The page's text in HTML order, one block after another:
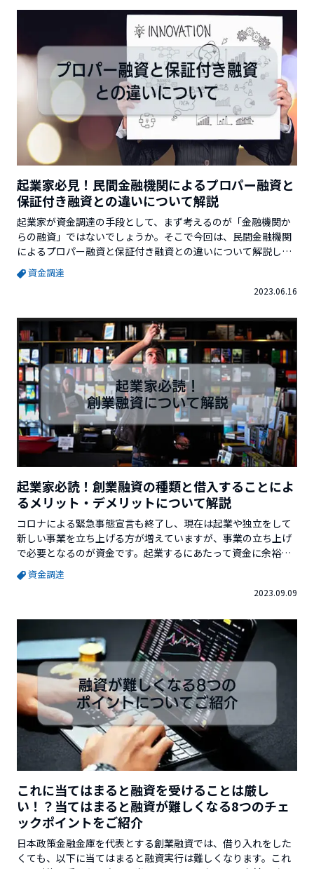
起業家必見！民間金融機関によるプロパー融資と
保証付き融資との違いについて解説
起業家が資金調達の手段として、まず考えるのが「金融機関か
らの融資」ではないでしょうか。そこで今回は、民間金融機関
によるプロパー融資と保証付き融資との違いについて解説して
いきます。※この記事を書いている起業のミカタを運営してい
る株式会社ベクターホールディングスが発行している「起業の
ミカタ（小冊子）」では、更に詳しい情報を解説しています。
い。そもそ...
資金調達
2023.06.16
起業家必読！創業融資の種類と借入することによ
るメリット・デメリットについて解説
コロナによる緊急事態宣言も終了し、現在は起業や独立をして
新しい事業を立ち上げる方が増えていますが、事業の立ち上げ
で必要となるのが資金です。起業するにあたって資金に余裕が
ある人でも起業後1～3年後の資金調達は実績で判断されるため
難しくなります。そのため、実績の審査がない起業時に融資を
受ける選択肢も資金調達の有効な方法になります。そこで今回
資金調達
2023.09.09
これに当てはまると融資を受けることは厳し
い！？当てはまると融資が難しくなる8つのチェ
ックポイントをご紹介
日本政策金融金庫を代表とする創業融資では、借り入れをした
くても、以下に当てはまると融資実行は難しくなります。これ